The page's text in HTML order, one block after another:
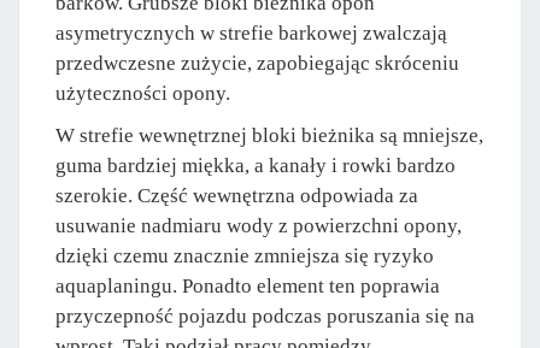
asymetrycznych w strefie barkowej zwalczają
przedwczesne zużycie, zapobiegając skróceniu
użyteczności opony.
W strefie wewnętrznej bloki bieżnika są mniejsze,
guma bardziej miękka, a kanały i rowki bardzo
szerokie. Część wewnętrzna odpowiada za
usuwanie nadmiaru wody z powierzchni opony,
dzięki czemu znacznie zmniejsza się ryzyko
aquaplaningu. Ponadto element ten poprawia
przyczepność pojazdu podczas poruszania się na